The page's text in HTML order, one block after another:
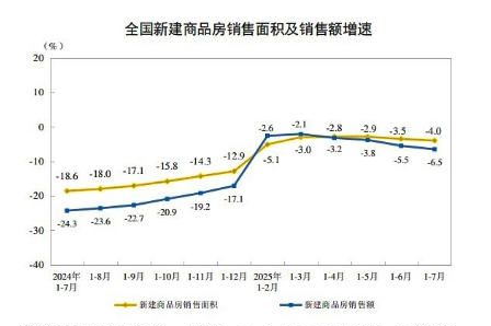
する差別。許してはおかぬ
他人事のような発言。
『Money1』
韓国半導体『SKハイニックス』2026年2Qの
業績「史上最高益」当期純利益は前年同期比13.4倍に。
『Money1』
韓国･加徳島新国際空港「またも暗礁」の危
機 ⇒ 10.7兆では損が出るからできない。
『Money1』
【速報】韓国株式市場の暴落・本日07月29
日(水)もサイドカー・サーキットブレイカーの二段コンボ